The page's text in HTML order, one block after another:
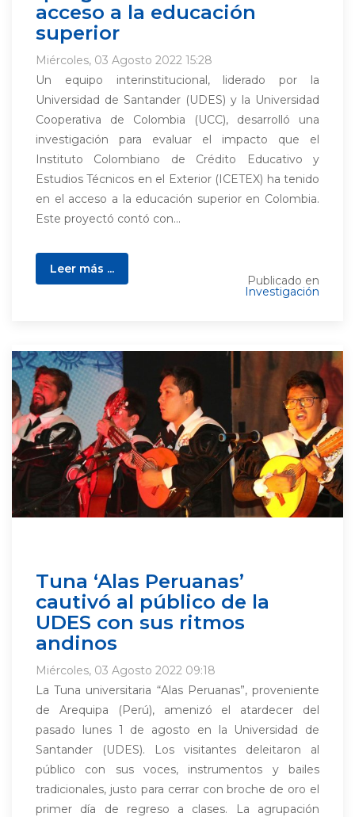
acceso a la educación
superior
Miércoles, 03 Agosto 2022 15:28
Un equipo interinstitucional, liderado por la
Universidad de Santander (UDES) y la Universidad
Cooperativa de Colombia (UCC), desarrolló una
investigación para evaluar el impacto que el
Instituto Colombiano de Crédito Educativo y
Estudios Técnicos en el Exterior (ICETEX) ha tenido
en el acceso a la educación superior en Colombia.
Este proyectó contó con...
Leer más ...
Publicado en
Investigación
Tuna ‘Alas Peruanas’
cautivó al público de la
UDES con sus ritmos
andinos
Miércoles, 03 Agosto 2022 09:18
La Tuna universitaria “Alas Peruanas”, proveniente
de Arequipa (Perú), amenizó el atardecer del
pasado lunes 1 de agosto en la Universidad de
Santander (UDES). Los visitantes deleitaron al
público con sus voces, instrumentos y bailes
tradicionales, justo para cerrar con broche de oro el
primer día de regreso a clases. La agrupación